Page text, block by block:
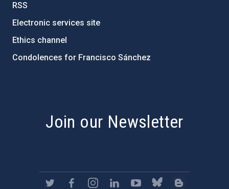
RSS
Electronic services site
Ethics channel
Condolences for Francisco Sánchez
Join our Newsletter